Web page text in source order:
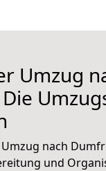
Umzug
nach
und